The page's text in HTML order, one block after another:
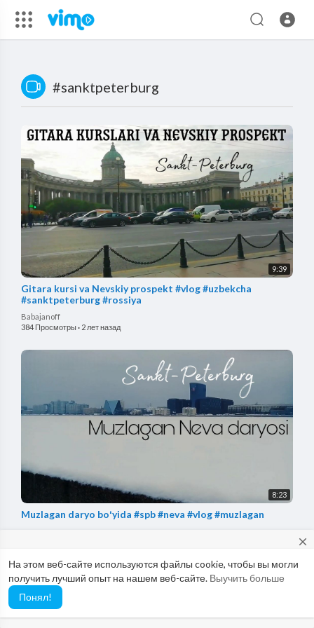
На этом веб-сайте используются файлы cookie, чтобы вы могли
получить лучший опыт на нашем веб-сайте. Выучить больше
Понял!
close
Would you like to report possible abuse to our Abuse Team? If so,
please use this email: abuse@vimo.cam
#sanktpeterburg
9:39
Gitara kursi va Nevskiy prospekt #vlog #uzbekcha
#sanktpeterburg #rossiya
Babajanoff
384 Просмотры· 2 лет назад
8:23
Muzlagan daryo boʻyida #spb #neva #vlog #muzlagan